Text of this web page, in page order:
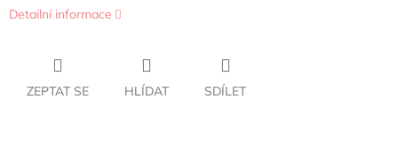
Detailní informace
ZEPTAT SE HLÍDAT SDÍLET